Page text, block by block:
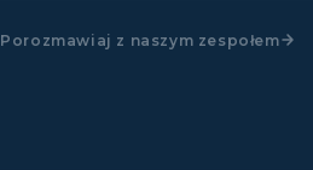
Porozmawiaj z naszym zespołem